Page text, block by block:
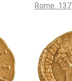
Rome.